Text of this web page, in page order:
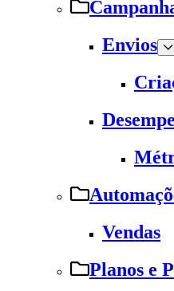
Envios
Vendas
Planos e